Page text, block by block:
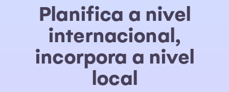
Planifica a nivel
internacional,
incorpora a nivel
local